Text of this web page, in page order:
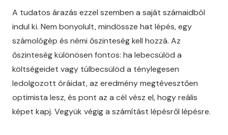
A tudatos árazás ezzel szemben a saját számaidból
indul ki. Nem bonyolult, mindössze hat lépés, egy
számológép és némi őszinteség kell hozzá. Az
őszinteség különösen fontos: ha lebecsülöd a
költségeidet vagy túlbecsülöd a ténylegesen
ledolgozott óráidat, az eredmény megtévesztően
optimista lesz, és pont az a cél vész el, hogy reális
képet kapj. Vegyük végig a számítást lépésről lépésre.